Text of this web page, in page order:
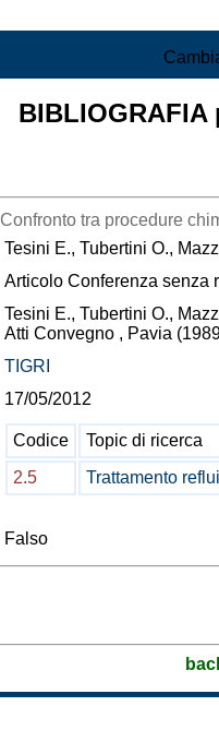
Confronto tra procedure
Tesini E., Tubertini O.,
Articolo Conferenza senza
Tesini E., Tubertini O.,
Atti Convegno , Pavia
TIGRI
17/05/2012
Codice
Topic di ricerca
2.5
Trattamento reflui
Falso